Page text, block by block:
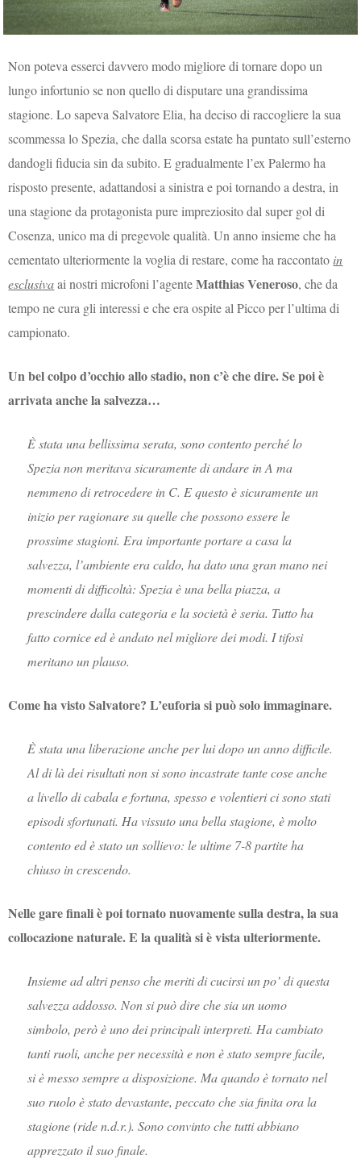
Non poteva esserci davvero modo migliore di tornare dopo un
lungo infortunio se non quello di disputare una grandissima
stagione. Lo sapeva Salvatore Elia, ha deciso di raccogliere la sua
scommessa lo Spezia, che dalla scorsa estate ha puntato sull’esterno
dandogli fiducia sin da subito. E gradualmente l’ex Palermo ha
risposto presente, adattandosi a sinistra e poi tornando a destra, in
una stagione da protagonista pure impreziosito dal super gol di
Cosenza, unico ma di pregevole qualità. Un anno insieme che ha
cementato ulteriormente la voglia di restare, come ha raccontato in
esclusivaai nostri microfoni l’agenteMatthias Veneroso, che da
tempo ne cura gli interessi e che era ospite al Picco per l’ultima di
campionato.
Un bel colpo d’occhio allo stadio, non c’è che dire. Se poi è
arrivata anche la salvezza…
È stata una bellissima serata, sono contento perché lo
Spezia non meritava sicuramente di andare in A ma
nemmeno di retrocedere in C. E questo è sicuramente un
inizio per ragionare su quelle che possono essere le
prossime stagioni. Era importante portare a casa la
salvezza, l’ambiente era caldo, ha dato una gran mano nei
momenti di difficoltà: Spezia è una bella piazza, a
prescindere dalla categoria e la società è seria. Tutto ha
fatto cornice ed è andato nel migliore dei modi. I tifosi
meritano un plauso.
Come ha visto Salvatore? L’euforia si può solo immaginare.
È stata una liberazione anche per lui dopo un anno difficile.
Al di là dei risultati non si sono incastrate tante cose anche
a livello di cabala e fortuna, spesso e volentieri ci sono stati
episodi sfortunati. Ha vissuto una bella stagione, è molto
contento ed è stato un sollievo: le ultime 7-8 partite ha
chiuso in crescendo.
Nelle gare finali è poi tornato nuovamente sulla destra, la sua
collocazione naturale. E la qualità si è vista ulteriormente.
Insieme ad altri penso che meriti di cucirsi un po’ di questa
salvezza addosso. Non si può dire che sia un uomo
simbolo, però è uno dei principali interpreti. Ha cambiato
tanti ruoli, anche per necessità e non è stato sempre facile,
si è messo sempre a disposizione. Ma quando è tornato nel
suo ruolo è stato devastante, peccato che sia finita ora la
stagione (ride n.d.r.). Sono convinto che tutti abbiano
apprezzato il suo finale.